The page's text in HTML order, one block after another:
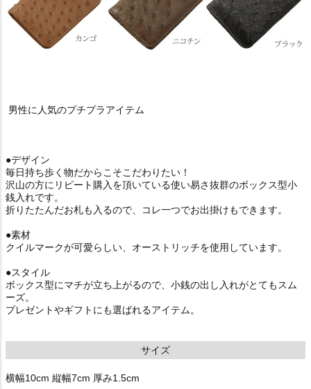
男性に人気のプチプラアイテム
●デザイン
毎日持ち歩く物だからこそこだわりたい！
沢山の方にリピート購入を頂いている使い易さ抜群のボックス型小
銭入れです。
折りたたんだお札も入るので、コレ一つでお出掛けもできます。
●素材
クイルマークが可愛らしい、オーストリッチを使用しています。
●スタイル
ボックス型にマチが立ち上がるので、小銭の出し入れがとてもスム
ーズ。
プレゼントやギフトにも選ばれるアイテム。
サイズ
横幅10cm 縦幅7cm 厚み1.5cm